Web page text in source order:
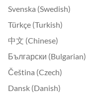
Svenska (Swedish)
Türkçe (Turkish)
中文 (Chinese)
Български (Bulgarian)
Čeština (Czech)
Dansk (Danish)